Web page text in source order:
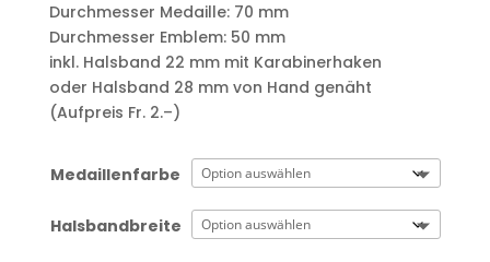
​Durchmesser Medaille: 70 mm
Durchmesser Emblem: 50 mm
​inkl. Halsband 22 mm mit Karabinerhaken
oder Halsband 28 mm von Hand genäht
(Aufpreis Fr. 2.–)
Medaillenfarbe
Halsbandbreite